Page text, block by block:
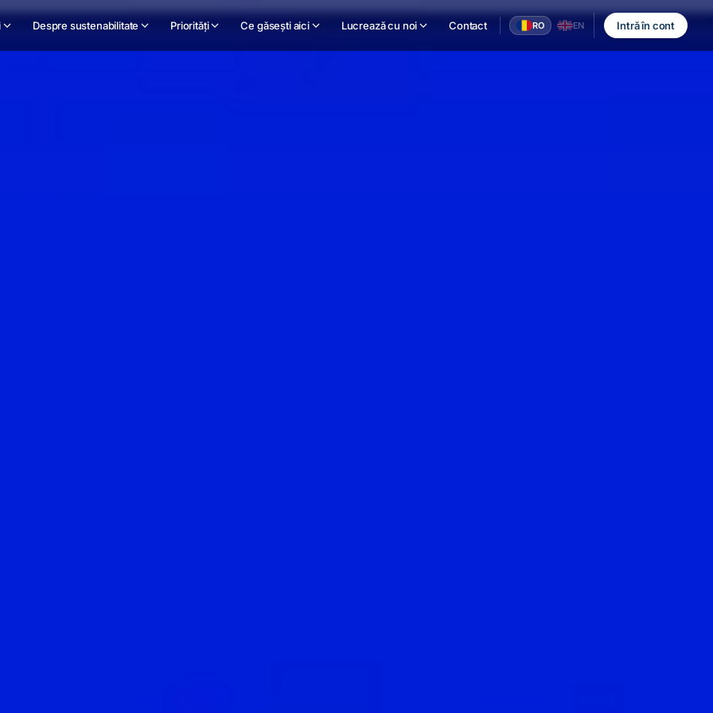
Despre sustenabilitate Priorități Ce găsești aici Lucrează cu noi Contact RO EN Intră în cont